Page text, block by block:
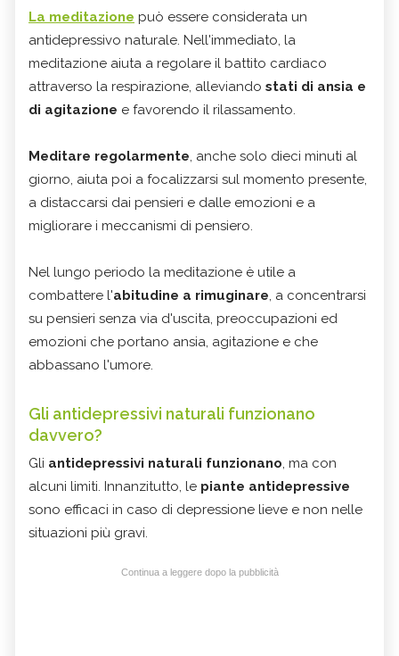
La meditazione può essere considerata un
antidepressivo naturale. Nell'immediato, la
meditazione aiuta a regolare il battito cardiaco
attraverso la respirazione, alleviando stati di ansia e
di agitazione e favorendo il rilassamento.
Meditare regolarmente, anche solo dieci minuti al
giorno, aiuta poi a focalizzarsi sul momento presente,
a distaccarsi dai pensieri e dalle emozioni e a
migliorare i meccanismi di pensiero.
Nel lungo periodo la meditazione è utile a
combattere l'abitudine a rimuginare, a concentrarsi
su pensieri senza via d'uscita, preoccupazioni ed
emozioni che portano ansia, agitazione e che
abbassano l'umore.
Gli antidepressivi naturali funzionano
davvero?
Gli antidepressivi naturali funzionano, ma con
alcuni limiti. Innanzitutto, le piante antidepressive
sono efficaci in caso di depressione lieve e non nelle
situazioni più gravi.
Continua a leggere dopo la pubblicità